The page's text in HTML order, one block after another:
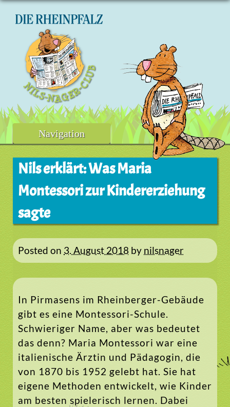
Skip
Navigation
Nils erklärt: Was Maria
Montessori zur Kindererziehung
sagte
Posted on 3. August 2018 by nilsnager
In Pirmasens im Rheinberger-Gebäude
gibt es eine Montessori-Schule.
Schwieriger Name, aber was bedeutet
das denn? Maria Montessori war eine
italienische Ärztin und Pädagogin, die
von 1870 bis 1952 gelebt hat. Sie hat
eigene Methoden entwickelt, wie Kinder
am besten spielerisch lernen. Dabei